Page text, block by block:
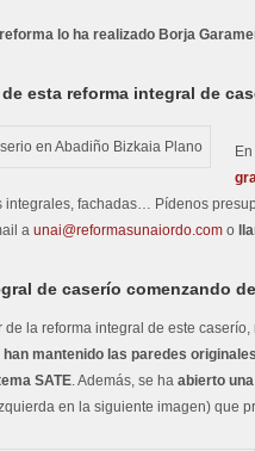
lo ha realizado Borja
esta reforma integral de
integrales, fachadas… Pídenos
a unai@reformasunaiordo.com o
de caserío comenzando
de la reforma integral de este
han mantenido las paredes originales
SATE. Además, se ha abierto
en la siguiente imagen) que